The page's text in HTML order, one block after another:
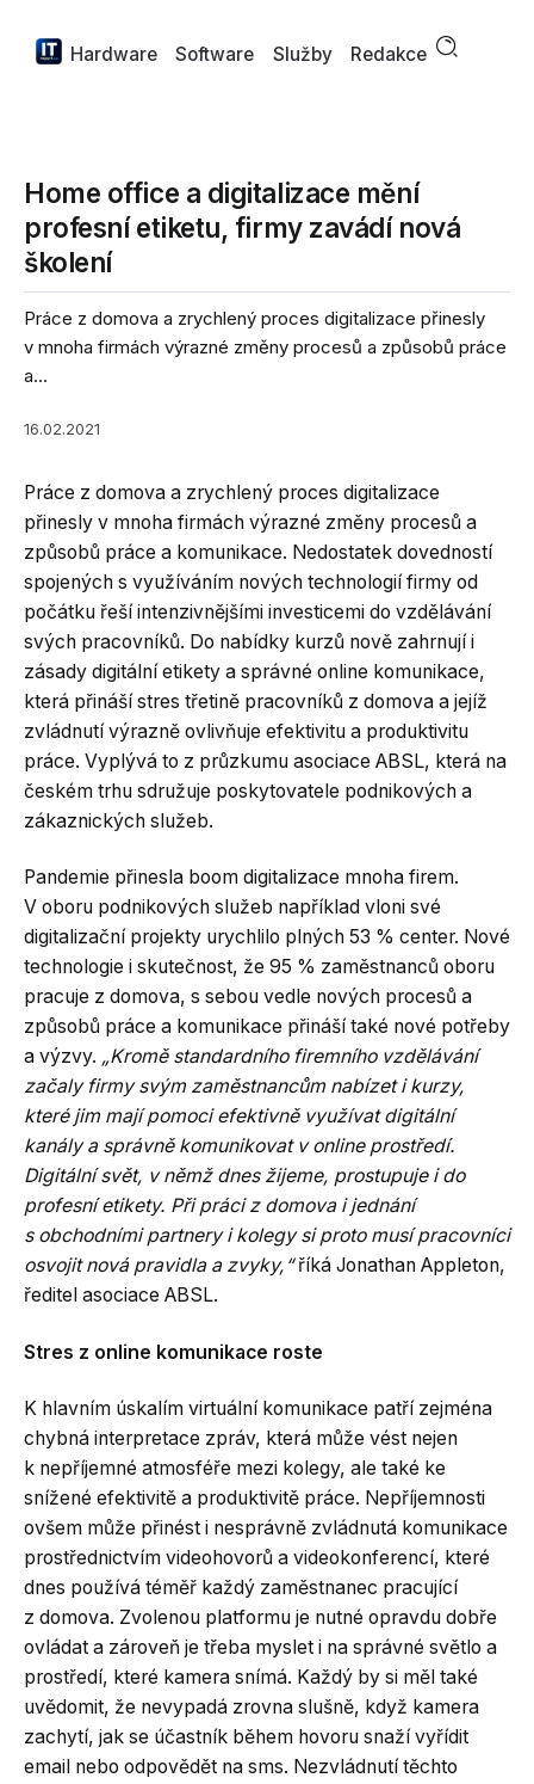
Hardware Software Služby Redakce
Home office a digitalizace mění
profesní etiketu, firmy zavádí nová
školení
Práce z domova a zrychlený proces digitalizace přinesly
v mnoha firmách výrazné změny procesů a způsobů práce
a...
16.02.2021
Práce z domova a zrychlený proces digitalizace
přinesly v mnoha firmách výrazné změny procesů a
způsobů práce a komunikace. Nedostatek dovedností
spojených s využíváním nových technologií firmy od
počátku řeší intenzivnějšími investicemi do vzdělávání
svých pracovníků. Do nabídky kurzů nově zahrnují i
zásady digitální etikety a správné online komunikace,
která přináší stres třetině pracovníků z domova a jejíž
zvládnutí výrazně ovlivňuje efektivitu a produktivitu
práce. Vyplývá to z průzkumu asociace ABSL, která na
českém trhu sdružuje poskytovatele podnikových a
zákaznických služeb.
Pandemie přinesla boom digitalizace mnoha firem.
V oboru podnikových služeb například vloni své
digitalizační projekty urychlilo plných 53 % center. Nové
technologie i skutečnost, že 95 % zaměstnanců oboru
pracuje z domova, s sebou vedle nových procesů a
způsobů práce a komunikace přináší také nové potřeby
a výzvy. „Kromě standardního firemního vzdělávání
začaly firmy svým zaměstnancům nabízet i kurzy,
které jim mají pomoci efektivně využívat digitální
kanály a správně komunikovat v online prostředí.
Digitální svět, v němž dnes žijeme, prostupuje i do
profesní etikety. Při práci z domova i jednání
s obchodními partnery i kolegy si proto musí pracovníci
osvojit nová pravidla a zvyky,“říká Jonathan Appleton,
ředitel asociace ABSL.
Stres z online komunikace roste
K hlavním úskalím virtuální komunikace patří zejména
chybná interpretace zpráv, která může vést nejen
k nepříjemné atmosféře mezi kolegy, ale také ke
snížené efektivitě a produktivitě práce. Nepříjemnosti
ovšem může přinést i nesprávně zvládnutá komunikace
prostřednictvím videohovorů a videokonferencí, které
dnes používá téměř každý zaměstnanec pracující
z domova. Zvolenou platformu je nutné opravdu dobře
ovládat a zároveň je třeba myslet i na správné světlo a
prostředí, které kamera snímá. Každý by si měl také
uvědomit, že nevypadá zrovna slušně, když kamera
zachytí, jak se účastník během hovoru snaží vyřídit
email nebo odpovědět na sms. Nezvládnutí těchto